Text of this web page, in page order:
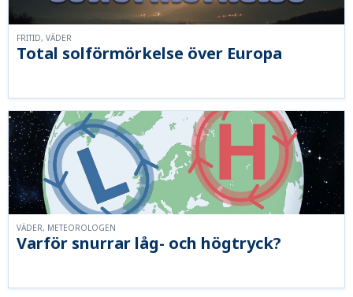
Total solförmörkelse över Europa
FRITID, VÄDER
Varför snurrar låg- och högtryck?
VÄDER, METEOROLOGEN